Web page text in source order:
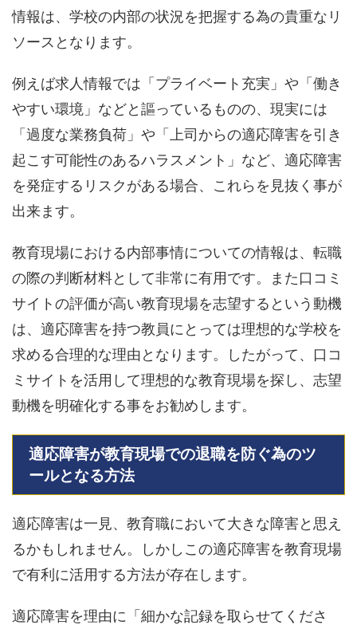
情報は、学校の内部の状況を把握する為の貴重なリ
ソースとなります。
例えば求人情報では「プライベート充実」や「働き
やすい環境」などと謳っているものの、現実には
「過度な業務負荷」や「上司からの適応障害を引き
起こす可能性のあるハラスメント」など、適応障害
を発症するリスクがある場合、これらを見抜く事が
出来ます。
教育現場における内部事情についての情報は、転職
の際の判断材料として非常に有用です。また口コミ
サイトの評価が高い教育現場を志望するという動機
は、適応障害を持つ教員にとっては理想的な学校を
求める合理的な理由となります。したがって、口コ
ミサイトを活用して理想的な教育現場を探し、志望
動機を明確化する事をお勧めします。
適応障害が教育現場での退職を防ぐ為のツ
ールとなる方法
適応障害は一見、教育職において大きな障害と思え
るかもしれません。しかしこの適応障害を教育現場
で有利に活用する方法が存在します。
適応障害を理由に「細かな記録を取らせてくださ